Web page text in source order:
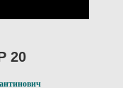
20